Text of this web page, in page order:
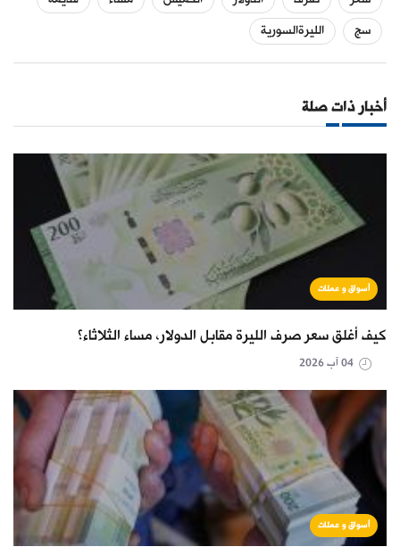
سج
الليرةالسورية
أخبار ذات صلة
أسواق و عملات
كيف أغلق سعر صرف الليرة مقابل الدولار، مساء الثلاثاء؟
أسواق و عملات